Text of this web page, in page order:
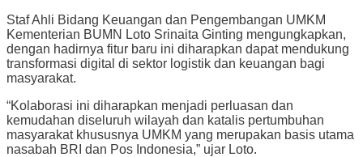
Staf Ahli Bidang Keuangan dan Pengembangan UMKM
Kementerian BUMN Loto Srinaita Ginting mengungkapkan,
dengan hadirnya fitur baru ini diharapkan dapat mendukung
transformasi digital di sektor logistik dan keuangan bagi
masyarakat.
“Kolaborasi ini diharapkan menjadi perluasan dan
kemudahan diseluruh wilayah dan katalis pertumbuhan
masyarakat khususnya UMKM yang merupakan basis utama
nasabah BRI dan Pos Indonesia,” ujar Loto.